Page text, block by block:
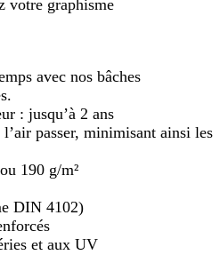
votre graphisme
avec nos bâches
: jusqu’à 2 ans
passer, minimisant ainsi les
190 g/m²
DIN 4102)
et aux UV